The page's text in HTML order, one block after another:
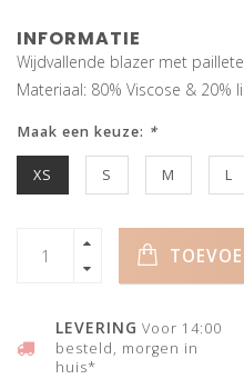
INFORMATIE
Wijdvallende blazer met
Materiaal: 80% Viscose & 20%
Maak een keuze: *
XS S M L
LEVERING Voor 14:00
besteld, morgen in
huis*